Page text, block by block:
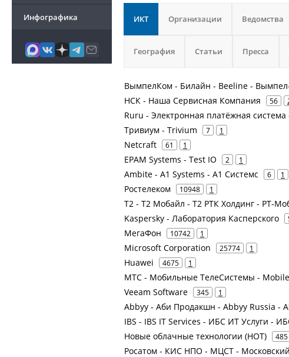
Инфографика ИКТ Организации Ведомства
География Статьи Пресса
ВымпелКом - Билайн - Beeline -
НСК - Наша Сервисная Компания 56
Ruru - Электронная платёжная
Тривиум - Trivium 7 1
Netcraft 61 1
EPAM Systems - Test IO 2 1
Ambite - A1 Systems - А1 Системс 6 1
Ростелеком 10948 1
Т2 - Т2 Мобайл - Т2 РТК Холдинг - РТ-
Kaspersky - Лаборатория Касперского
МегаФон 10742 1
Microsoft Corporation 25774 1
Huawei 4675 1
МТС - Мобильные ТелеСистемы - Mobile
Veeam Software 345 1
Abbyy - Аби Продакшн - Abbyy Russia -
IBS - IBS IT Services - ИБС ИТ Услуги -
Новые облачные технологии (НОТ) 485
Росатом - КИС НПО - МЦСТ - Московский